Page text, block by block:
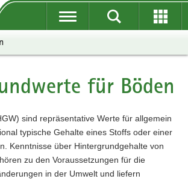
für Böden
sind repräsentative Werte für allgemein
typische Gehalte eines Stoffs oder einer
Kenntnisse über Hintergrundgehalte von
zu den Voraussetzungen für die
in der Umwelt und liefern